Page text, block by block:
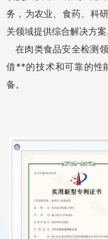
务，为农业、食药、科
关领域提供综合解决方案
在肉类食品安全检测
借**的技术和可靠的性
备。